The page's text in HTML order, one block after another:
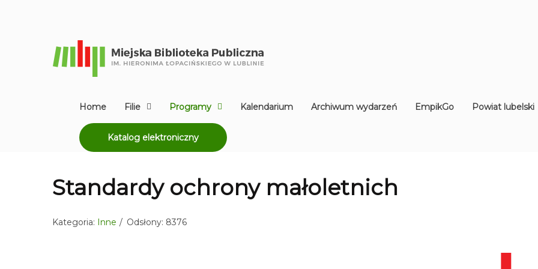
Home Filie Programy Kalendarium Archiwum wydarzeń EmpikGo Powiat lubelski
Katalog elektroniczny
Standardy ochrony małoletnich
Kategoria: Inne Odsłony: 8376